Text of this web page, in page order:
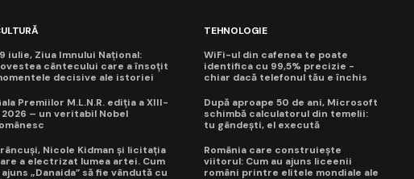
iulie, Ziua Imnului Național:
cântecului care a însoțit
decisive ale istoriei
Premiilor M.L.N.R. ediția a XIII-
2026 – un veritabil Nobel
Nicole Kidman și licitația
a electrizat lumea artei. Cum
ajuns „Danaida” să fie vândută cu
TEHNOLOGIE
WiFi-ul din cafenea te poate
identifica cu 99,5% precizie -
chiar dacă telefonul tău e închis
După aproape 50 de ani, Microsoft
schimbă calculatorul din temelii:
tu gândești, el execută
România care construiește
viitorul: Cum au ajuns liceenii
români printre elitele mondiale ale